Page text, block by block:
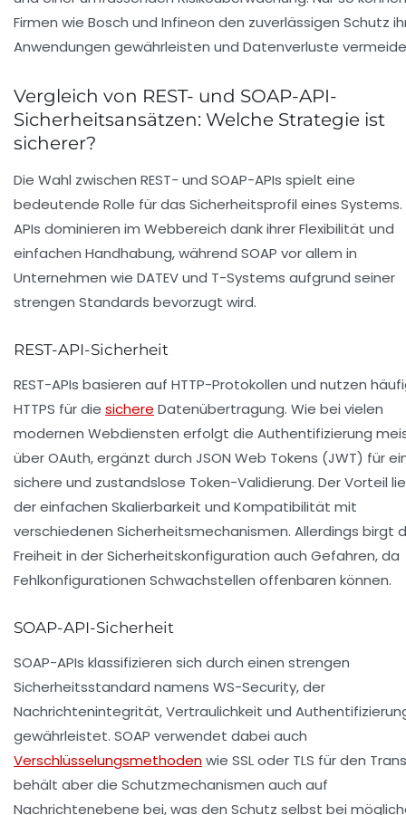
Firmen wie Bosch und Infineon den zuverlässigen Schutz
Anwendungen gewährleisten und Datenverluste
Vergleich von REST- und SOAP-API-
Sicherheitsansätzen: Welche Strategie ist
sicherer?
Die Wahl zwischen REST- und SOAP-APIs spielt eine
bedeutende Rolle für das Sicherheitsprofil eines Systems.
APIs dominieren im Webbereich dank ihrer Flexibilität und
einfachen Handhabung, während SOAP vor allem in
Unternehmen wie DATEV und T-Systems aufgrund seiner
strengen Standards bevorzugt wird.
REST-API-Sicherheit
REST-APIs basieren auf HTTP-Protokollen und nutzen
HTTPS für die sichere Datenübertragung. Wie bei vielen
modernen Webdiensten erfolgt die Authentifizierung
über OAuth, ergänzt durch JSON Web Tokens (JWT) für
sichere und zustandslose Token-Validierung. Der Vorteil
der einfachen Skalierbarkeit und Kompatibilität mit
verschiedenen Sicherheitsmechanismen. Allerdings birgt
Freiheit in der Sicherheitskonfiguration auch Gefahren, da
Fehlkonfigurationen Schwachstellen offenbaren können.
SOAP-API-Sicherheit
SOAP-APIs klassifizieren sich durch einen strengen
Sicherheitsstandard namens WS-Security, der
Nachrichtenintegrität, Vertraulichkeit und
gewährleistet. SOAP verwendet dabei auch
Verschlüsselungsmethodenwie SSL oder TLS für den
behält aber die Schutzmechanismen auch auf
Nachrichtenebene bei, was den Schutz selbst bei